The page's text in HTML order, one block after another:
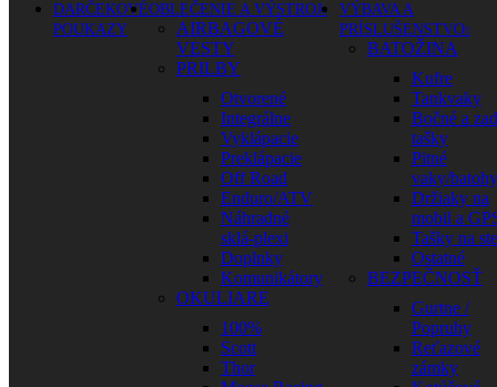
DARČEKOVÉ
POUKAZY
OBLEČENIE A VÝSTROJ
AIRBAGOVÉ
VESTY
PRILBY
Otvorené
Integrálne
Vyklápacie
Preklápacie
Off Road
Enduro/ATV
Náhradné
sklá-plexi
Doplnky
Komunikátory
OKULIARE
100%
Scott
Thor
VÝBAVA A
PRÍSLUŠENSTVO
BATOŽINA
Kufre
Tankvaky
Bočné a
tašky
Pitné
vaky/batohy
Držiaky na
mobil a
Tašky na
Ostatné
BEZPEČNOSŤ
Gurtne /
Popruhy
Reťazové
zámky